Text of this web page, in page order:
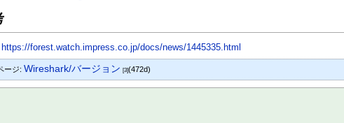
https://forest.watch.impress.co.jp/docs/news/1445335.html
ージ:Wireshark/バージョン [3](472d)